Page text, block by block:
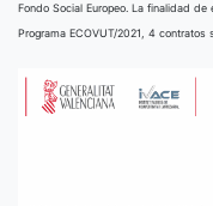
Fondo Social Europeo. La finalidad
Programa ECOVUT/2021, 4